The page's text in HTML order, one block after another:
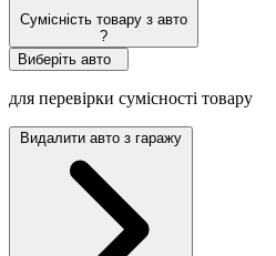
Сумісність товару з авто
?
Виберіть авто
для перевірки сумісності товару
Видалити авто з гаражу